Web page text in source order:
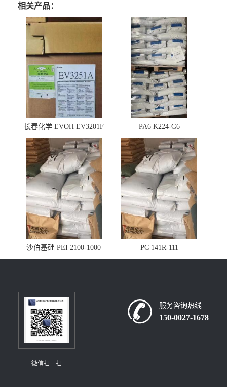
相关产品：
长春化学 EVOH EV3201F PA6 K224-G6
沙伯基础 PEI 2100-1000 PC 141R-111
微信扫一扫
服务咨询热线
150-0027-1678